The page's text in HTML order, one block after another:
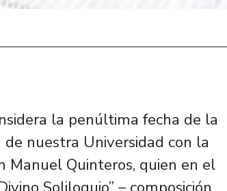
la penúltima fecha de la
nuestra Universidad con la
Manuel Quinteros, quien en el